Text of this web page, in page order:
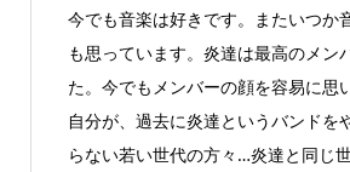
今でも音楽は好きです。またいつか
も思っています。炎達は最高のメン
た。今でもメンバーの顔を容易に思
自分が、過去に炎達というバンドを
らない若い世代の方々…炎達と同じ